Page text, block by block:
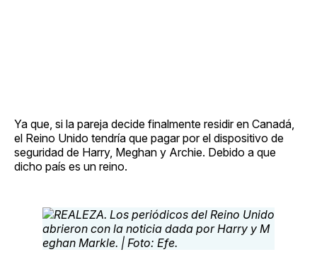
Ya que, si la pareja decide finalmente residir en Canadá,
el Reino Unido tendría que pagar por el dispositivo de
seguridad de Harry, Meghan y Archie. Debido a que
dicho país es un reino.